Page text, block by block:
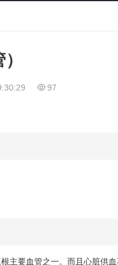
 97
主要血管之一。而且心脏供